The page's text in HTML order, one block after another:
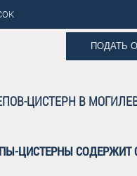
ПОДАТЬ
ЦИСТЕРН В
ЦИСТЕРНЫ СОДЕРЖИТ